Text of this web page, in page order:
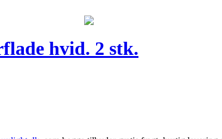
hvid. 2 stk.